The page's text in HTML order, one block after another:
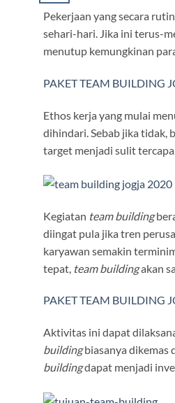
Pekerjaan yang secara
sehari-hari. Jika ini terus-
menutup kemungkinan
PAKET TEAM BUILDING
Ethos kerja yang mulai
dihindari. Sebab jika tidak,
target menjadi sulit
Kegiatan team building
diingat pula jika tren
karyawan semakin
tepat, team buildingakan
PAKET TEAM BUILDING
Aktivitas ini dapat
buildingbiasanya dikemas
buildingdapat menjadi